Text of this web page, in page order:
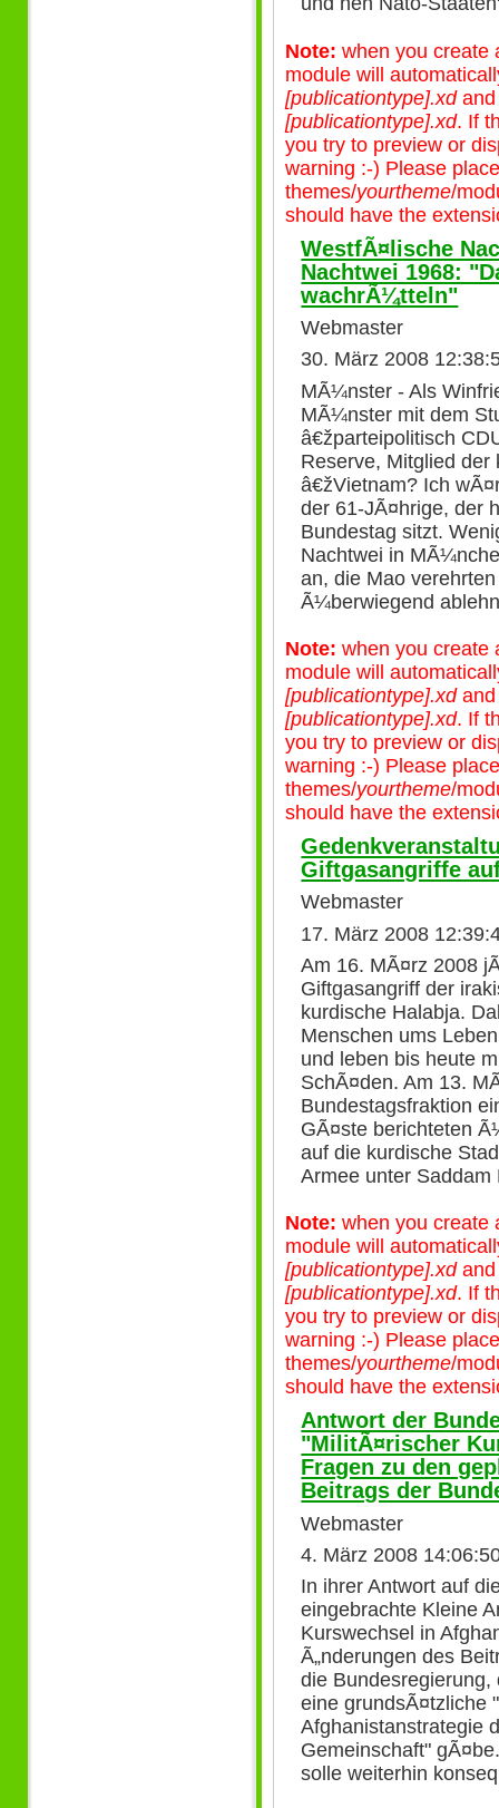
Note: when you create
module will
[publicationtype].xd
[publicationtype].xd. If
you try to preview or
warning :-) Please
themes/yourtheme/
should have the
WestfÃ¤lische
Nachtwei 1968:
wachrÃ¼tteln"
Webmaster
30. März 2008
MÃ¼nster - Als
MÃ¼nster mit dem
â€žparteipolitisch
Reserve, Mitglied der
â€žVietnam? Ich
der 61-JÃ¤hrige, der
Bundestag sitzt.
Nachtwei in
an, die Mao
Ã¼berwiegend
Note: when you create
module will
[publicationtype].xd
[publicationtype].xd. If
you try to preview or
warning :-) Please
themes/yourtheme/
should have the
Giftgasangriffe
Webmaster
17. März 2008
Am 16. MÃ¤rz 2008
Giftgasangriff der
kurdische Halabja.
Menschen ums
und leben bis heute
SchÃ¤den. Am 13.
Bundestagsfraktion
GÃ¤ste berichteten
auf die kurdische
Armee unter Saddam
Note: when you create
module will
[publicationtype].xd
[publicationtype].xd. If
you try to preview or
warning :-) Please
themes/yourtheme/
should have the
Antwort der
"MilitÃ¤rischer
Fragen zu den
Beitrags der
Webmaster
4. März 2008
In ihrer Antwort auf
eingebrachte Kleine
Kurswechsel in
Ã„nderungen des
die
eine grundsÃ¤tzliche
Afghanistanstrategie
Gemeinschaft"
solle weiterhin